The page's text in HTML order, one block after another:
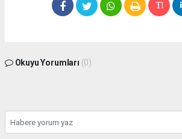
Okuyu Yorumları (0)